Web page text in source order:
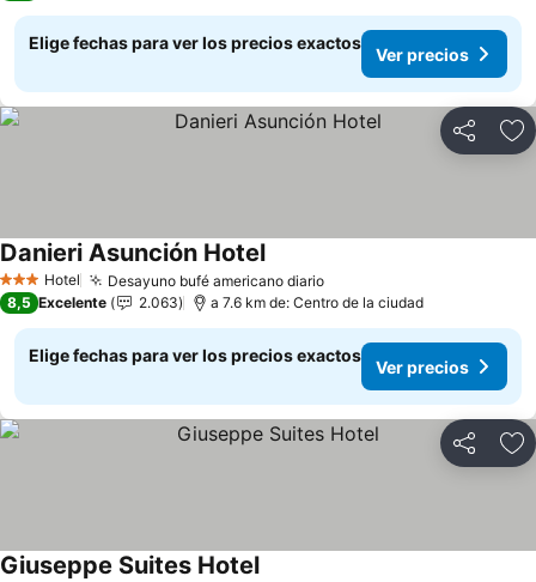
Elige fechas para ver los precios exactos
Ver precios
Compartir
3 Estrellas
Hotel Desayuno bufé americano diarioVer precios
Danieri Asunción HotelVer precios
8,5 Excelente 2.063 a 7.6 km de: Centro de la ciudad
Elige fechas para ver los precios exactos
Ver precios
Compartir
Giuseppe Suites Hotel